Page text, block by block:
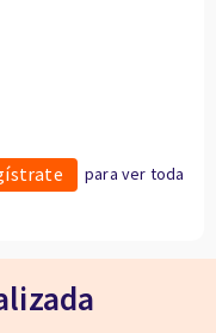
para ver toda